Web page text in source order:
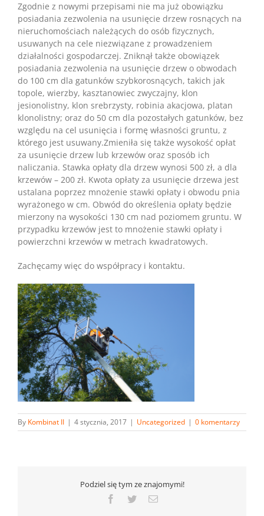
Zgodnie z nowymi przepisami nie ma już obowiązku
posiadania zezwolenia na usunięcie drzew rosnących na
nieruchomościach należących do osób fizycznych,
usuwanych na cele niezwiązane z prowadzeniem
działalności gospodarczej. Zniknął także obowiązek
posiadania zezwolenia na usunięcie drzew o obwodach
do 100 cm dla gatunków szybkorosnących, takich jak
topole, wierzby, kasztanowiec zwyczajny, klon
jesionolistny, klon srebrzysty, robinia akacjowa, platan
klonolistny; oraz do 50 cm dla pozostałych gatunków, bez
względu na cel usunięcia i formę własności gruntu, z
którego jest usuwany.Zmieniła się także wysokość opłat
za usunięcie drzew lub krzewów oraz sposób ich
naliczania. Stawka opłaty dla drzew wynosi 500 zł, a dla
krzewów – 200 zł. Kwota opłaty za usunięcie drzewa jest
ustalana poprzez mnożenie stawki opłaty i obwodu pnia
wyrażonego w cm. Obwód do określenia opłaty będzie
mierzony na wysokości 130 cm nad poziomem gruntu. W
przypadku krzewów jest to mnożenie stawki opłaty i
powierzchni krzewów w metrach kwadratowych.
Zachęcamy więc do współpracy i kontaktu.
By Kombinat II | 4 stycznia, 2017 | Uncategorized | 0 komentarzy
Podziel się tym ze znajomymi!
Facebook
TwitterEmail